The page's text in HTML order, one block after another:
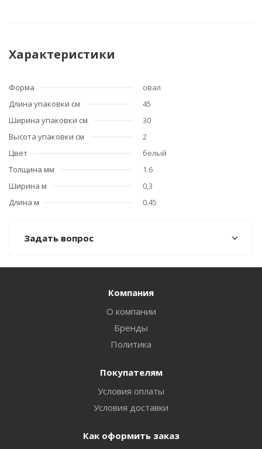
Характеристики
Форма
овал
Длина упаковки см
45
Ширина упаковки см
30
Высота упаковки см
2
Цвет
белый
Толщина мм
1.6
Ширина м
0,3
Длина м
0.45
Задать вопрос
Компания
О компании
Бренды
Политика
Покупателям
Условия оплаты
Условия доставки
Как оформить заказ